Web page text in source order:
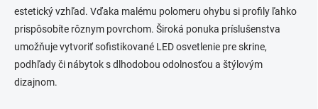
estetický vzhľad. Vďaka malému polomeru ohybu si profily ľahko
prispôsobíte rôznym povrchom. Široká ponuka príslušenstva
umožňuje vytvoriť sofistikované LED osvetlenie pre skrine,
podhľady či nábytok s dlhodobou odolnosťou a štýlovým
dizajnom.